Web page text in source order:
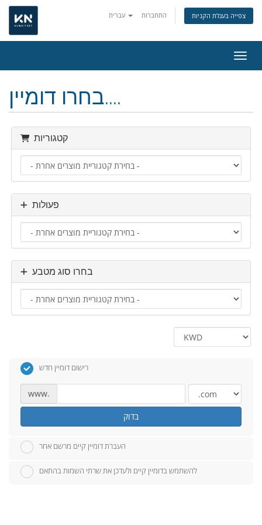
התחברות צפייה בעגלת הקניות
בחרו דומיין....
קטגוריות
פעולות
בחרו סוג מטבע
רישום דומיין חדש
www.
בדוק
העברת דומיין קיים מרשם אחר
להשתמש בדומיין קיים ולעדכן את שרתי השמות בהתאם